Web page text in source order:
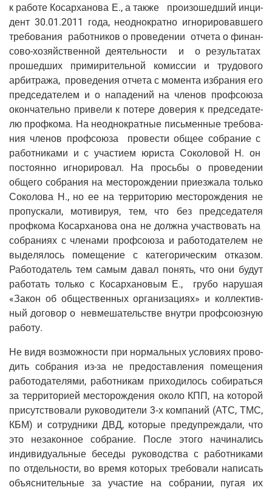
к рабо­те Косар­ха­но­ва Е., а так­же про­изо­шед­ший инци­
дент 30.01.2011 года, неод­но­крат­но игно­ри­ро­вав­ше­го
тре­бо­ва­ния работ­ни­ков о про­ве­де­нии отче­та о финан­
со­во-хозяй­ствен­ной дея­тель­но­сти и о резуль­та­тах
про­шед­ших при­ми­ри­тель­ной комис­сии и тру­до­во­го
арбит­ра­жа, про­ве­де­ния отче­та с момен­та избра­ния его
пред­се­да­те­лем и о напа­де­ний на чле­нов проф­со­ю­за
окон­ча­тель­но при­ве­ли к поте­ре дове­рия к пред­се­да­те­
лю проф­ко­ма. На неод­но­крат­ные пись­мен­ные тре­бо­ва­
ния чле­нов проф­со­ю­за про­ве­сти общее собра­ние с
работ­ни­ка­ми и с уча­сти­ем юри­ста Соко­ло­вой Н. он
посто­ян­но игно­ри­ро­вал. На прось­бы о про­ве­де­нии
обще­го собра­ния на место­рож­де­нии при­ез­жа­ла толь­ко
Соко­ло­ва Н., но ее на тер­ри­то­рию место­рож­де­ния не
про­пус­ка­ли, моти­ви­руя, тем, что без пред­се­да­те­ля
проф­ко­ма Косар­ха­но­ва она не долж­на участ­во­вать на
собра­ни­ях с чле­на­ми проф­со­ю­за и рабо­то­да­те­лем не
выде­ля­лось поме­ще­ние с кате­го­ри­че­ским отка­зом.
Рабо­то­да­тель тем самым давал понять, что они будут
рабо­тать толь­ко с Косар­ха­но­вым Е., гру­бо нару­шая
«Закон об обще­ствен­ных орга­ни­за­ци­ях» и кол­лек­тив­
ный дого­вор о невме­ша­тель­стве внут­ри проф­со­юз­ную
работу.
Не видя воз­мож­но­сти при нор­маль­ных усло­ви­ях про­во­
дить собра­ния из-за не предо­став­ле­ния поме­ще­ния
рабо­то­да­те­ля­ми, работ­ни­кам при­хо­ди­лось соби­рать­ся
за тер­ри­то­ри­ей место­рож­де­ния око­ло КПП, на кото­рой
при­сут­ство­ва­ли руко­во­ди­те­ли 3‑х ком­па­ний (АТС, ТМС,
КБМ) и сотруд­ни­ки ДВД, кото­рые пре­ду­пре­жда­ли, что
это неза­кон­ное собра­ние. После это­го начи­на­лись
инди­ви­ду­аль­ные бесе­ды руко­вод­ства с работ­ни­ка­ми
по отдель­но­сти, во вре­мя кото­рых тре­бо­ва­ли напи­сать
объ­яс­ни­тель­ные за уча­стие на собра­нии, пугая их